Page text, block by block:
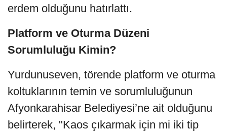
erdem olduğunu hatırlattı.
Platform ve Oturma Düzeni
Sorumluluğu Kimin?
Yurdunuseven, törende platform ve oturma
koltuklarının temin ve sorumluluğunun
Afyonkarahisar Belediyesi’ne ait olduğunu
belirterek, "Kaos çıkarmak için mi iki tip